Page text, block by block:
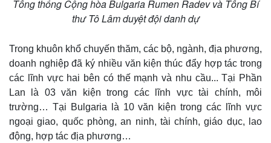
Tổng thống Cộng hòa Bulgaria Rumen Radev và Tổng Bí
thư Tô Lâm duyệt đội danh dự
Trong khuôn khổ chuyến thăm, các bộ, ngành, địa phương,
doanh nghiệp đã ký nhiều văn kiện thúc đẩy hợp tác trong
các lĩnh vực hai bên có thế mạnh và nhu cầu... Tại Phần
Lan là 03 văn kiện trong các lĩnh vực tài chính, môi
trường… Tại Bulgaria là 10 văn kiện trong các lĩnh vực
ngoại giao, quốc phòng, an ninh, tài chính, giáo dục, lao
động, hợp tác địa phương…